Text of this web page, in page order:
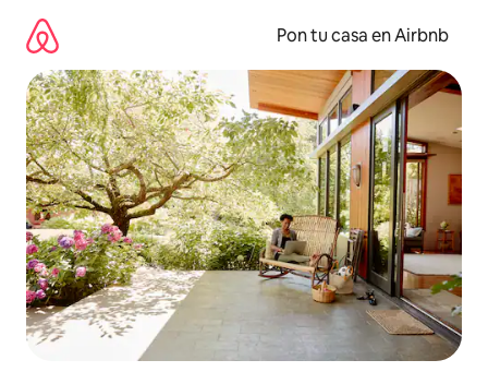
contenido
Pon tu casa en Airbnb